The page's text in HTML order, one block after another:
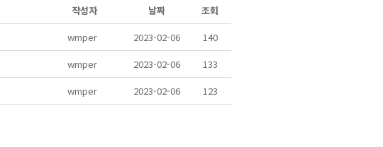
작성자 날짜
조회
wmper 2023-02-06
140
wmper 2023-02-06
133
wmper 2023-02-06 123